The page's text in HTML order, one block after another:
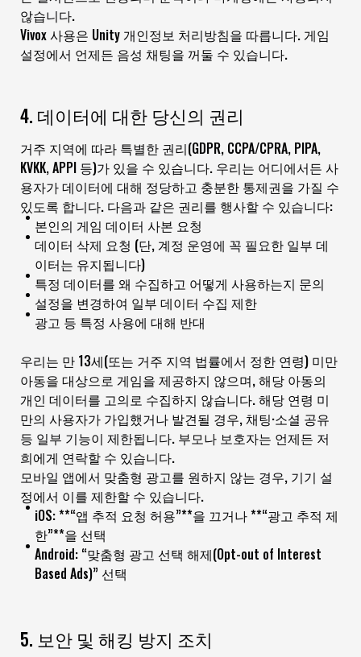
않습니다.
Vivox 사용은 Unity 개인정보 처리방침을 따릅니다. 게임
설정에서 언제든 음성 채팅을 꺼둘 수 있습니다.
4. 데이터에 대한 당신의 권리
거주 지역에 따라 특별한 권리(GDPR, CCPA/CPRA, PIPA,
KVKK, APPI 등)가 있을 수 있습니다. 우리는 어디에서든 사
용자가 데이터에 대해 정당하고 충분한 통제권을 가질 수
있도록 합니다. 다음과 같은 권리를 행사할 수 있습니다:
본인의 게임 데이터 사본 요청
데이터 삭제 요청 (단, 계정 운영에 꼭 필요한 일부 데
이터는 유지됩니다)
특정 데이터를 왜 수집하고 어떻게 사용하는지 문의
설정을 변경하여 일부 데이터 수집 제한
광고 등 특정 사용에 대해 반대
우리는 만 13세(또는 거주 지역 법률에서 정한 연령) 미만
아동을 대상으로 게임을 제공하지 않으며, 해당 아동의
개인 데이터를 고의로 수집하지 않습니다. 해당 연령 미
만의 사용자가 가입했거나 발견될 경우, 채팅·소셜 공유
등 일부 기능이 제한됩니다. 부모나 보호자는 언제든 저
희에게 연락할 수 있습니다.
모바일 앱에서 맞춤형 광고를 원하지 않는 경우, 기기 설
정에서 이를 제한할 수 있습니다.
iOS: **“앱 추적 요청 허용”**을 끄거나 **“광고 추적 제
한”**을 선택
Android: “맞춤형 광고 선택 해제(Opt-out of Interest
Based Ads)” 선택
5. 보안 및 해킹 방지 조치